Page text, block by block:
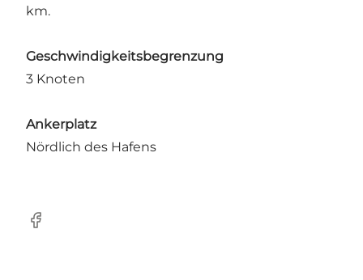
km.
Geschwindigkeitsbegrenzung
3 Knoten
Ankerplatz
Nördlich des Hafens
Facebook